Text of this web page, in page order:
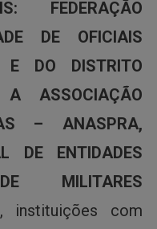
FEDERAÇÃO
DE OFICIAIS
E DO DISTRITO
AASSOCIAÇÃO
– ANASPRA,
DE ENTIDADES
DE MILITARES
, instituições com